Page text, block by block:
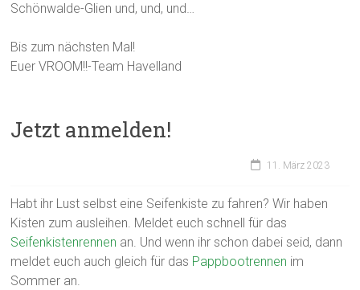
Schönwalde-Glien und, und, und…
Bis zum nächsten Mal!
Euer VROOM!!-Team Havelland
Jetzt anmelden!
11. März 2023
Habt ihr Lust selbst eine Seifenkiste zu fahren? Wir haben
Kisten zum ausleihen. Meldet euch schnell für das
Seifenkistenrennen an. Und wenn ihr schon dabei seid, dann
meldet euch auch gleich für das Pappbootrennen im
Sommer an.